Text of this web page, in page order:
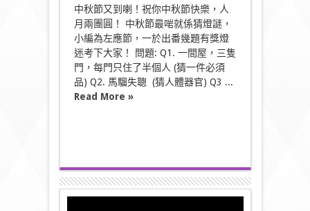
中秋節又到喇！祝你中秋節快樂，人
月兩團圓！ 中秋節最啱就係猜燈謎，
小編為左應節，一於出番幾題有獎燈
迷考下大家！ 問題: Q1. 一間屋，三隻
門，每門只住了半個人 (猜一件必須
品) Q2. 馬騮失聰 (猜人體器官) Q3 ...
Read More »